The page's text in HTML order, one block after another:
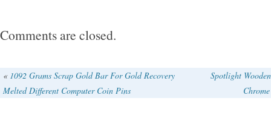
Comments are closed.
« 1092 Grams Scrap Gold Bar For Gold Recovery
Melted Different Computer Coin Pins
Spotlight